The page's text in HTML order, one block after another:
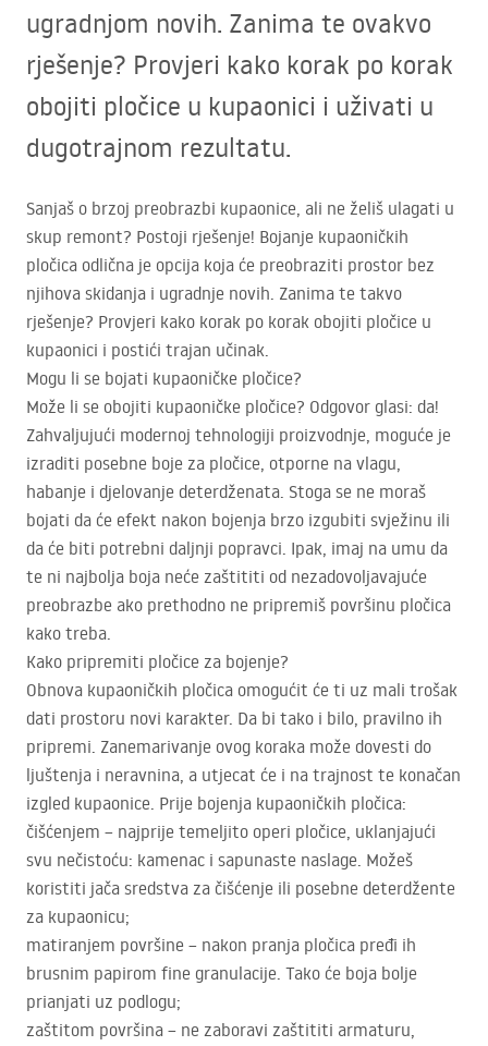
ugradnjom novih. Zanima te ovakvo
rješenje? Provjeri kako korak po korak
obojiti pločice u kupaonici i uživati u
dugotrajnom rezultatu.
Sanjaš o brzoj preobrazbi kupaonice, ali ne želiš ulagati u
skup remont? Postoji rješenje! Bojanje kupaoničkih
pločica odlična je opcija koja će preobraziti prostor bez
njihova skidanja i ugradnje novih. Zanima te takvo
rješenje? Provjeri kako korak po korak obojiti pločice u
kupaonici i postići trajan učinak.
Mogu li se bojati kupaoničke pločice?
Može li se obojiti kupaoničke pločice? Odgovor glasi: da!
Zahvaljujući modernoj tehnologiji proizvodnje, moguće je
izraditi posebne boje za pločice, otporne na vlagu,
habanje i djelovanje deterdženata. Stoga se ne moraš
bojati da će efekt nakon bojenja brzo izgubiti svježinu ili
da će biti potrebni daljnji popravci. Ipak, imaj na umu da
te ni najbolja boja neće zaštititi od nezadovoljavajuće
preobrazbe ako prethodno ne pripremiš površinu pločica
kako treba.
Kako pripremiti pločice za bojenje?
Obnova kupaoničkih pločica omogućit će ti uz mali trošak
dati prostoru novi karakter. Da bi tako i bilo, pravilno ih
pripremi. Zanemarivanje ovog koraka može dovesti do
ljuštenja i neravnina, a utjecat će i na trajnost te konačan
izgled kupaonice. Prije bojenja kupaoničkih pločica:
čišćenjem – najprije temeljito operi pločice, uklanjajući
svu nečistoću: kamenac i sapunaste naslage. Možeš
koristiti jača sredstva za čišćenje ili posebne deterdžente
za kupaonicu;
matiranjem površine – nakon pranja pločica pređi ih
brusnim papirom fine granulacije. Tako će boja bolje
prianjati uz podlogu;
zaštitom površina – ne zaboravi zaštititi armaturu,